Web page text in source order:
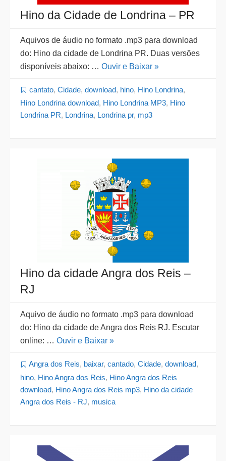
Hino da Cidade de Londrina – PR
Aquivos de áudio no formato .mp3 para download
do: Hino da cidade de Londrina PR. Duas versões
disponíveis abaixo: … Ouvir e Baixar »
cantato, Cidade, download, hino, Hino Londrina,
Hino Londrina download, Hino Londrina MP3, Hino
Londrina PR, Londrina, Londrina pr, mp3
Hino da cidade Angra dos Reis –
RJ
Aquivo de áudio no formato .mp3 para download
do: Hino da cidade de Angra dos Reis RJ. Escutar
online: … Ouvir e Baixar »
Angra dos Reis, baixar, cantado, Cidade, download,
hino, Hino Angra dos Reis, Hino Angra dos Reis
download, Hino Angra dos Reis mp3, Hino da cidade
Angra dos Reis - RJ, musica